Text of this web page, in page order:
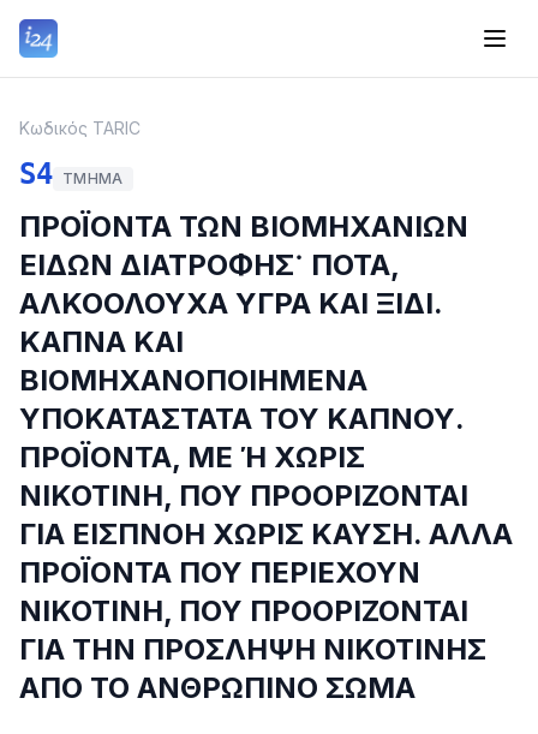
Κωδικός TARIC
S4 ΤΜΉΜΑ
ΠΡΟΪΟΝΤΑ ΤΩΝ ΒΙΟΜΗΧΑΝΙΩΝ
ΕΙΔΩΝ ΔΙΑΤΡΟΦΗΣ˙ ΠΟΤΑ,
ΑΛΚΟΟΛΟΥΧΑ ΥΓΡΑ ΚΑΙ ΞΙΔΙ.
ΚΑΠΝΑ ΚΑΙ
ΒΙΟΜΗΧΑΝΟΠΟΙΗΜΕΝΑ
ΥΠΟΚΑΤΑΣΤΑΤΑ ΤΟΥ ΚΑΠΝΟΥ.
ΠΡΟΪΟΝΤΑ, ΜΕ Ή ΧΩΡΙΣ
ΝΙΚΟΤΙΝΗ, ΠΟΥ ΠΡΟΟΡΙΖΟΝΤΑΙ
ΓΙΑ ΕΙΣΠΝΟΗ ΧΩΡΙΣ ΚΑΥΣΗ. ΑΛΛΑ
ΠΡΟΪΟΝΤΑ ΠΟΥ ΠΕΡΙΕΧΟΥΝ
ΝΙΚΟΤΙΝΗ, ΠΟΥ ΠΡΟΟΡΙΖΟΝΤΑΙ
ΓΙΑ ΤΗΝ ΠΡΟΣΛΗΨΗ ΝΙΚΟΤΙΝΗΣ
ΑΠΟ ΤΟ ΑΝΘΡΩΠΙΝΟ ΣΩΜΑ